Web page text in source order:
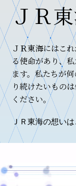
ＪＲ
ＪＲ東海にはこ
る使命があり、
ます。私たちが
り続けたいもの
ください。
ＪＲ東海の想い